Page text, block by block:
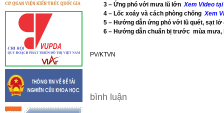
3 – Ứng phó với mưa lũ lớnXem Video
4 – Lốc xoáy và cách phòng chốngXem
5 – Hướng dẫn ứng phó với lũ quét, sạt
6 – Hướng dẫn chuẩn bị trước mùa mưa,
PV/KTVN
bình luận